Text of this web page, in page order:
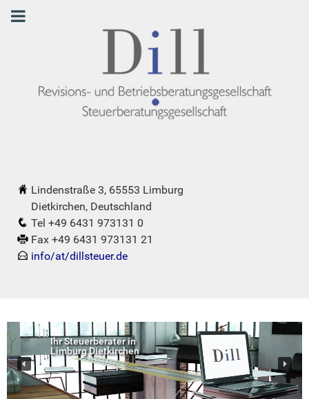
Lindenstraße 3, 65553 Limburg
Dietkirchen, Deutschland
Tel +49 6431 973131 0
Fax +49 6431 973131 21
info/at/dillsteuer.de
Ihr Steuerberater in
Limburg Dietkirchen